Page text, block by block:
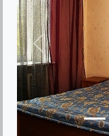
Предыдущее